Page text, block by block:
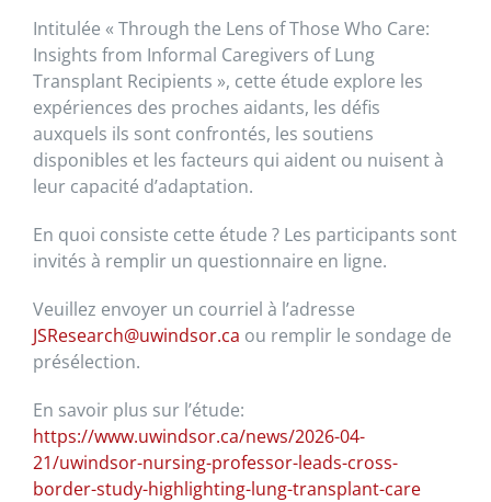
Intitulée « Through the Lens of Those Who Care:
Insights from Informal Caregivers of Lung
Transplant Recipients », cette étude explore les
expériences des proches aidants, les défis
auxquels ils sont confrontés, les soutiens
disponibles et les facteurs qui aident ou nuisent à
leur capacité d’adaptation.
En quoi consiste cette étude ? Les participants sont
invités à remplir un questionnaire en ligne.
Veuillez envoyer un courriel à l’adresse
JSResearch@uwindsor.ca ou remplir le sondage de
présélection.
En savoir plus sur l’étude:
https://www.uwindsor.ca/news/2026-04-
21/uwindsor-nursing-professor-leads-cross-
border-study-highlighting-lung-transplant-care